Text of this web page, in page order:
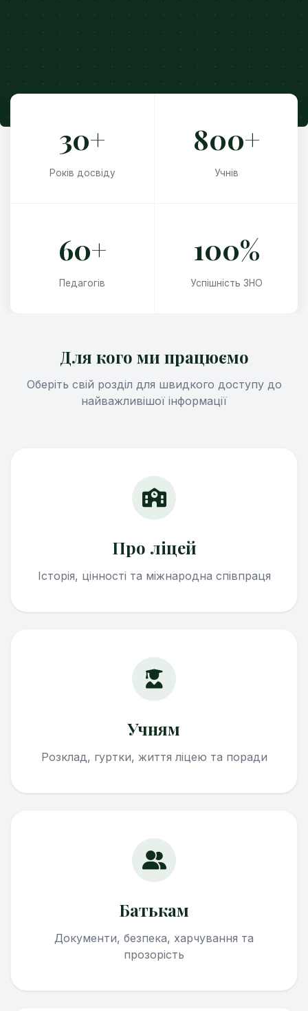
30+
Років досвіду
800+
Учнів
60+
Педагогів
100%
Успішність ЗНО
Для кого ми працюємо
Оберіть свій розділ для швидкого доступу до
найважливішої інформації
Про ліцей
Історія, цінності та міжнародна співпраця
Учням
Розклад, гуртки, життя ліцею та поради
Батькам
Документи, безпека, харчування та
прозорість